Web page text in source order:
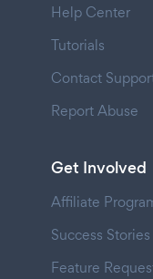
Help Center
Tutorials
Contact
Report Abuse
Get Involved
Affiliate
Success Stories
Feature